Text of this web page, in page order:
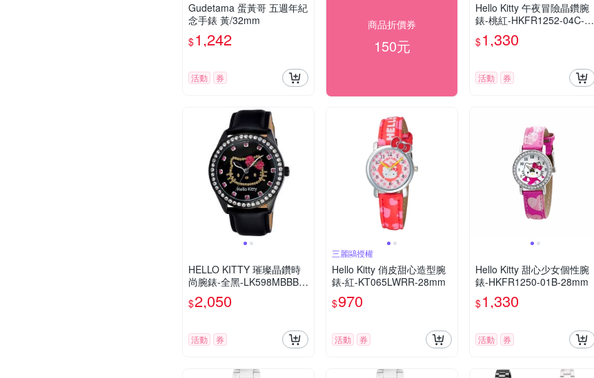
Gudetama 蛋黃哥 五週年紀
念手錶 黃/32mm
$1,242
活動 券
商品折價券
150元
Hello Kitty 午夜冒險晶鑽腕
錶-桃紅-HKFR1252-04C-29
mm
$1,330
活動 券
HELLO KITTY 璀璨晶鑽時
尚腕錶-全黑-LK598MBBB-S
-42mm
$2,050
活動 券
三麗鷗授權
Hello Kitty 俏皮甜心造型腕
錶-紅-KT065LWRR-28mm
$970
活動 券
Hello Kitty 甜心少女個性腕
錶-HKFR1250-01B-28mm
$1,330
活動 券